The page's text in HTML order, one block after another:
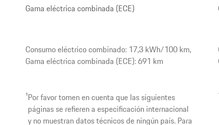
Gama eléctrica combinada (ECE)
Consumo eléctrico combinado: 17,3 kWh/100 km,
Gama eléctrica combinada (ECE): 691 km
1Por favor tomen en cuenta que las siguientes
páginas se refieren a especificación internacional
y no muestran datos técnicos de ningún país. Para